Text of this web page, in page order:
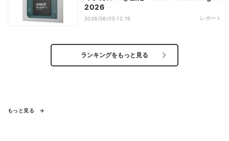
2026
2026/08/05 12:16 レポート
ランキングをもっと見る
もっと見る